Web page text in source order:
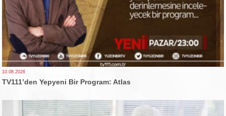
10.08.2026
TV111’den Yepyeni Bir Program: Atlas